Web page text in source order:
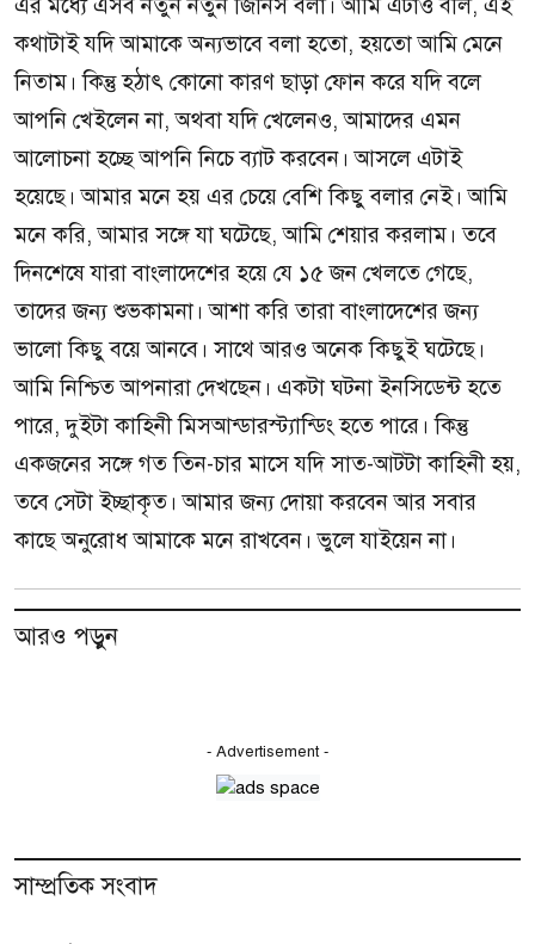
কথাটাই যদি আমাকে অন্যভাবে বলা হতো, হয়তো আমি মেনে
নিতাম। কিন্তু হঠাৎ কোনো কারণ ছাড়া ফোন করে যদি বলে
আপনি খেইলেন না, অথবা যদি খেলেনও, আমাদের এমন
আলোচনা হচ্ছে আপনি নিচে ব্যাট করবেন। আসলে এটাই
হয়েছে। আমার মনে হয় এর চেয়ে বেশি কিছু বলার নেই। আমি
মনে করি, আমার সঙ্গে যা ঘটেছে, আমি শেয়ার করলাম। তবে
দিনশেষে যারা বাংলাদেশের হয়ে যে ১৫ জন খেলতে গেছে,
তাদের জন্য শুভকামনা। আশা করি তারা বাংলাদেশের জন্য
ভালো কিছু বয়ে আনবে। সাথে আরও অনেক কিছুই ঘটেছে।
আমি নিশ্চিত আপনারা দেখছেন। একটা ঘটনা ইনসিডেন্ট হতে
পারে, দুইটা কাহিনী মিসআন্ডারস্ট্যান্ডিং হতে পারে। কিন্তু
একজনের সঙ্গে গত তিন-চার মাসে যদি সাত-আটটা কাহিনী হয়,
তবে সেটা ইচ্ছাকৃত। আমার জন্য দোয়া করবেন আর সবার
কাছে অনুরোধ আমাকে মনে রাখবেন। ভুলে যাইয়েন না।
আরও পড়ুন
- Advertisement -
সাম্প্রতিক সংবাদ